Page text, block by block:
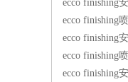
ecco finishing
ecco finishing
ecco finishing
ecco finishing
ecco finishing